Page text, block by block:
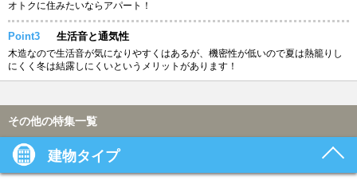
オトクに住みたいならアパート！
Point3 生活音と通気性
木造なので生活音が気になりやすくはあるが、機密性が低いので夏は熱籠りし
にくく冬は結露しにくいというメリットがあります！
その他の特集一覧
建物タイプ